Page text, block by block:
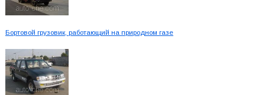
Бортовой грузовик, работающий на природном газе